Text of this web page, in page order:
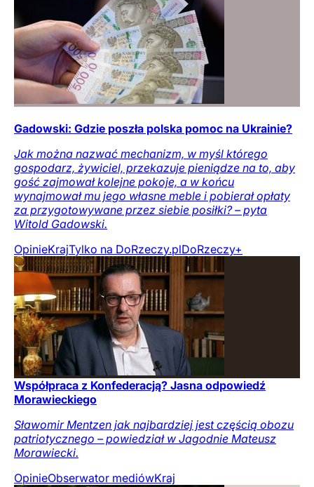
Gadowski: Gdzie poszła polska pomoc na Ukrainie?
Jak można nazwać mechanizm, w myśl którego
gospodarz, żywiciel, przekazuje pieniądze na to, aby
gość zajmował kolejne pokoje, a w końcu
wynajmował mu jego własne meble i pobierał opłaty
za przygotowywane przez siebie posiłki? – pyta
Witold Gadowski.
OpinieKrajTylko na DoRzeczy.plDoRzeczy+
Współpraca z Konfederacją? Jasna odpowiedź
Morawieckiego
Sławomir Mentzen jak najbardziej jest częścią obozu
patriotycznego – powiedział w Jagodnie Mateusz
Morawiecki.
OpinieObserwator mediówKraj